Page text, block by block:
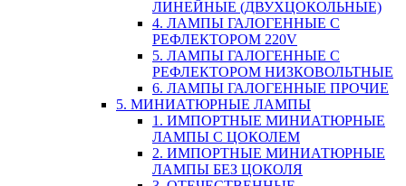
ЛИНЕЙНЫЕ (ДВУХЦОКОЛЬНЫЕ)
4. ЛАМПЫ ГАЛОГЕННЫЕ С
РЕФЛЕКТОРОМ 220V
5. ЛАМПЫ ГАЛОГЕННЫЕ С
РЕФЛЕКТОРОМ НИЗКОВОЛЬТНЫЕ
6. ЛАМПЫ ГАЛОГЕННЫЕ ПРОЧИЕ
5. МИНИАТЮРНЫЕ ЛАМПЫ
1. ИМПОРТНЫЕ МИНИАТЮРНЫЕ
ЛАМПЫ С ЦОКОЛЕМ
2. ИМПОРТНЫЕ МИНИАТЮРНЫЕ
ЛАМПЫ БЕЗ ЦОКОЛЯ